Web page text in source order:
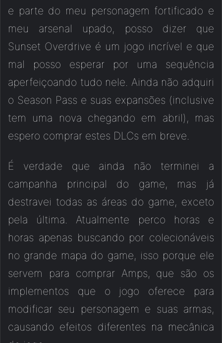
e parte do meu personagem fortificado e
meu arsenal upado, posso dizer que
Sunset Overdrive é um jogo incrível e que
mal posso esperar por uma sequência
aperfeiçoando tudo nele. Ainda não adquiri
o Season Pass e suas expansões (inclusive
tem uma nova chegando em abril), mas
espero comprar estes DLCs em breve.
É verdade que ainda não terminei a
campanha principal do game, mas já
destravei todas as áreas do game, exceto
pela última. Atualmente perco horas e
horas apenas buscando por colecionáveis
no grande mapa do game, isso porque ele
servem para comprar Amps, que são os
implementos que o jogo oferece para
modificar seu personagem e suas armas,
causando efeitos diferentes na mecânica